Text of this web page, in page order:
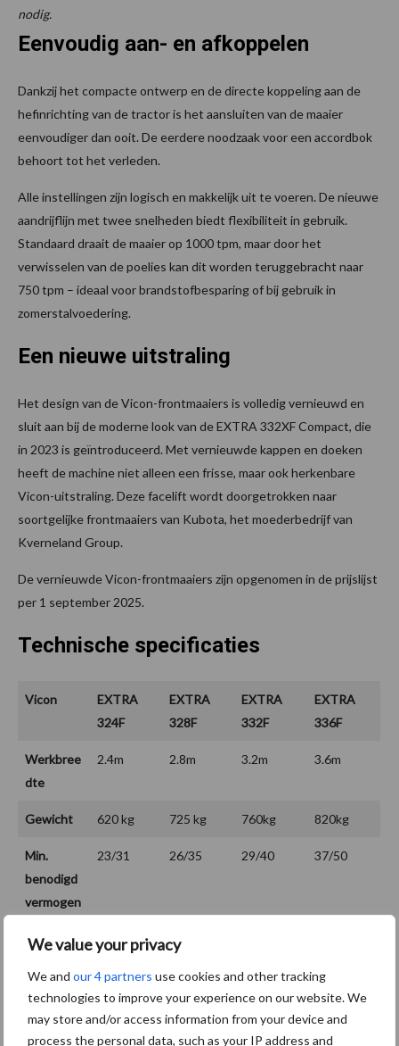
We value your privacy
We and our 4 partners use cookies and other tracking
technologies to improve your experience on our website. We
may store and/or access information from your device and
process the personal data, such as your IP address and
nodig.
Eenvoudig aan- en afkoppelen
Dankzij het compacte ontwerp en de directe koppeling aan de
hefinrichting van de tractor is het aansluiten van de maaier
eenvoudiger dan ooit. De eerdere noodzaak voor een accordbok
behoort tot het verleden.
Alle instellingen zijn logisch en makkelijk uit te voeren. De nieuwe
aandrijflijn met twee snelheden biedt flexibiliteit in gebruik.
Standaard draait de maaier op 1000 tpm, maar door het
verwisselen van de poelies kan dit worden teruggebracht naar
750 tpm – ideaal voor brandstofbesparing of bij gebruik in
zomerstalvoedering.
Een nieuwe uitstraling
Het design van de Vicon-frontmaaiers is volledig vernieuwd en
sluit aan bij de moderne look van de EXTRA 332XF Compact, die
in 2023 is geïntroduceerd. Met vernieuwde kappen en doeken
heeft de machine niet alleen een frisse, maar ook herkenbare
Vicon-uitstraling. Deze facelift wordt doorgetrokken naar
soortgelijke frontmaaiers van Kubota, het moederbedrijf van
Kverneland Group.
De vernieuwde Vicon-frontmaaiers zijn opgenomen in de prijslijst
per 1 september 2025.
Technische specificaties
Vicon
EXTRA
324F
EXTRA
328F
EXTRA
332F
EXTRA
336F
Werkbree
dte
2.4m 2.8m 3.2m 3.6m
Gewicht 620 kg 725 kg 760kg 820kg
Min.
benodigd
vermogen
23/31 26/35 29/40 37/50